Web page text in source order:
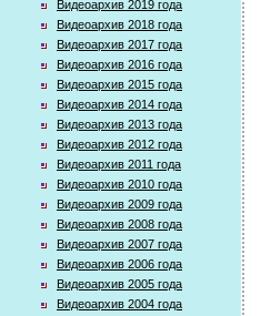
Видеоархив 2019 года
Видеоархив 2018 года
Видеоархив 2017 года
Видеоархив 2016 года
Видеоархив 2015 года
Видеоархив 2014 года
Видеоархив 2013 года
Видеоархив 2012 года
Видеоархив 2011 года
Видеоархив 2010 года
Видеоархив 2009 года
Видеоархив 2008 года
Видеоархив 2007 года
Видеоархив 2006 года
Видеоархив 2005 года
Видеоархив 2004 года